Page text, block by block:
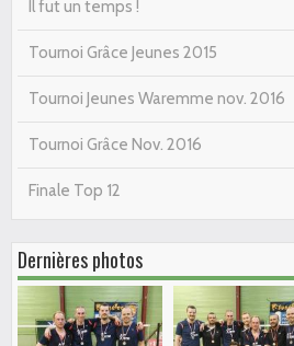
Il fut un temps !
Tournoi Grâce Jeunes 2015
Tournoi Jeunes Waremme nov. 2016
Tournoi Grâce Nov. 2016
Finale Top 12
Dernières photos